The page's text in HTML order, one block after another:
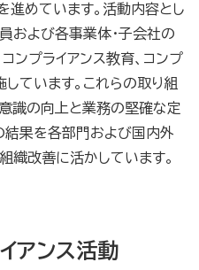
進めています。活動内容とし
および各事業体・子会社の
ンプライアンス教育、コンプ
ています。これらの取り組
識の向上と業務の堅確な定
結果を各部門および国内外
織改善に活かしています。
アンス活動